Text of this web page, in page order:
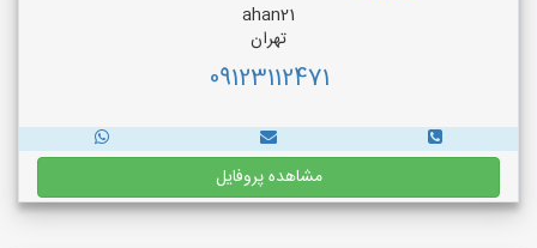
ahan21
تهران
09123112471
مشاهده پروفایل